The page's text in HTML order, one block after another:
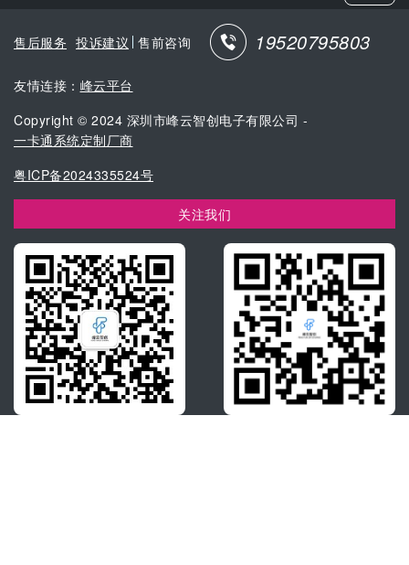
售后服务 投诉建议 售前咨询 19520795803
友情连接： 峰云平台
Copyright © 2024 深圳市峰云智创电子有限公司 -
一卡通系统定制厂商
粤ICP备2024335524号
关注我们